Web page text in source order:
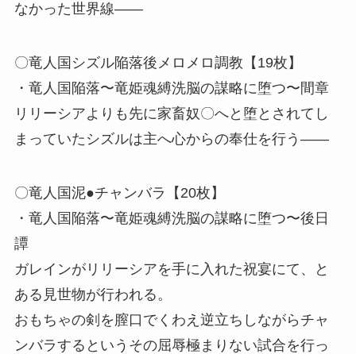
なかった世界線――
〇竜人国シズル陥落後メロメロ調教【19枚】
・竜人国陥落〜竜姫魂縛洗脳の謀略に堕つ〜間章
リリーシアよりも先に家畜奴〇へと堕とされてし
まっていたシズルは主へ心からの奉仕を行う――
〇竜人国泥●チャンバラ【20枚】
・竜人国陥落〜竜姫魂縛洗脳の謀略に堕つ〜後日
譚
ガレインがリリーシアを手に入れた祝宴にて、と
ある見世物が行われる。
おもちゃの剣を膣口でくわえ逆立ちしながらチャ
ンバラするというその屈辱極まりない試合を行っ